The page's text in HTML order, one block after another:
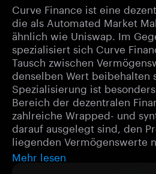
Curve Finance ist eine
die als Automated Market
ähnlich wie Uniswap. Im
spezialisiert sich Curve
Tausch zwischen
denselben Wert beibehalten
Spezialisierung ist
Bereich der dezentralen
zahlreiche Wrapped- und
darauf ausgelegt sind, den
liegenden Vermögenswerte
Mehr lesen